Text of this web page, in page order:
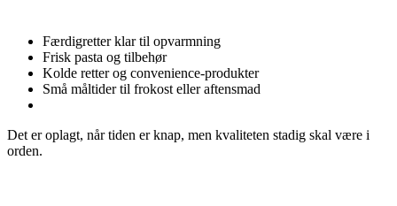
Færdigretter klar til opvarmning
Frisk pasta og tilbehør
Kolde retter og convenience-produkter
Små måltider til frokost eller aftensmad
Det er oplagt, når tiden er knap, men kvaliteten stadig skal være i
orden.